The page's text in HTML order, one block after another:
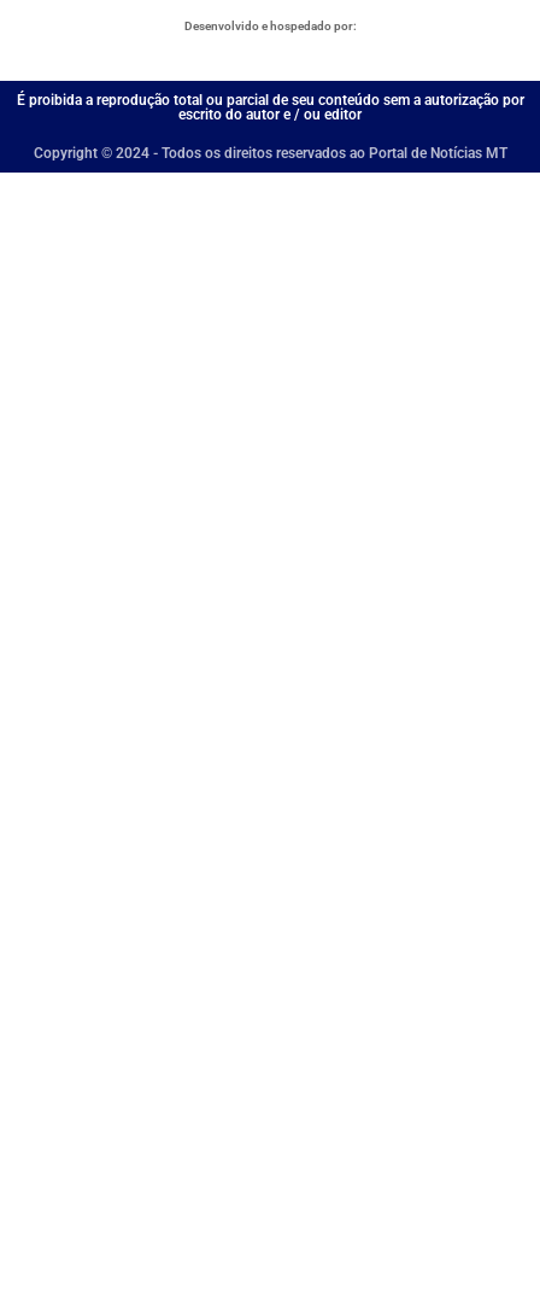
Desenvolvido e hospedado por:
É proibida a reprodução total ou parcial de seu conteúdo sem a autorização por
escrito do autor e / ou editor
Copyright © 2024 - Todos os direitos reservados ao Portal de Notícias MT